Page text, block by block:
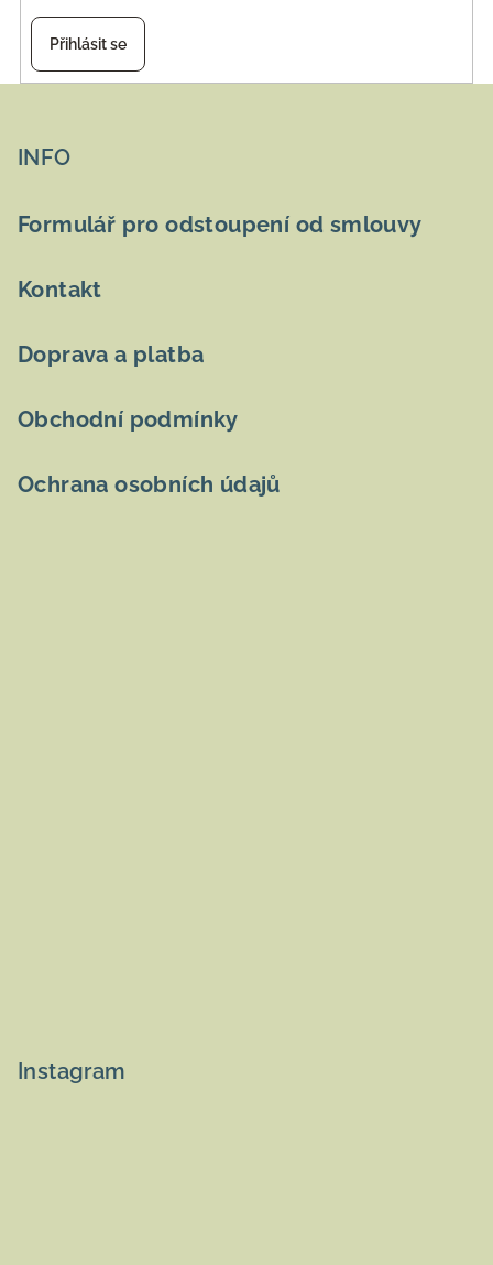
Přihlásit se
INFO
Formulář pro odstoupení od smlouvy
Kontakt
Doprava a platba
Obchodní podmínky
Ochrana osobních údajů
Instagram